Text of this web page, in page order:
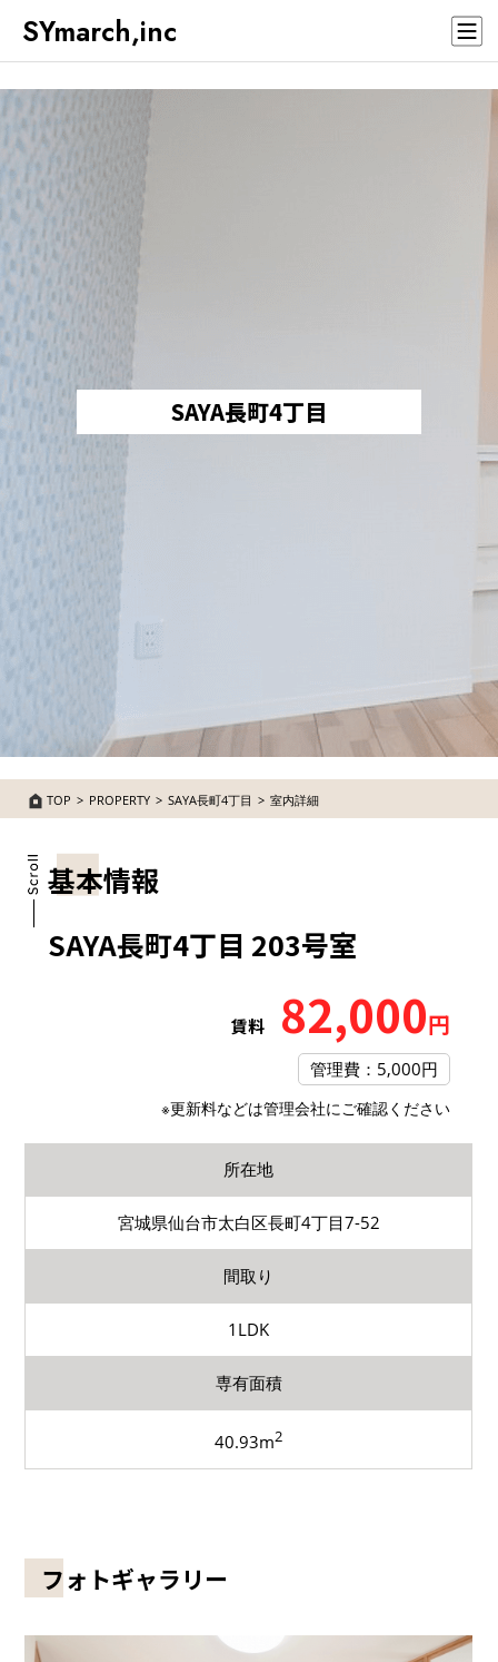
SYmarch,inc
SAYA長町4丁目
TOP PROPERTY SAYA長町4丁目 室内詳細
基本情報
SAYA長町4丁目 203号室
賃料 82,000円
管理費：5,000円
※更新料などは管理会社にご確認ください
所在地
宮城県仙台市太白区長町4丁目7-52
間取り
1LDK
専有面積
40.93m2
フォトギャラリー